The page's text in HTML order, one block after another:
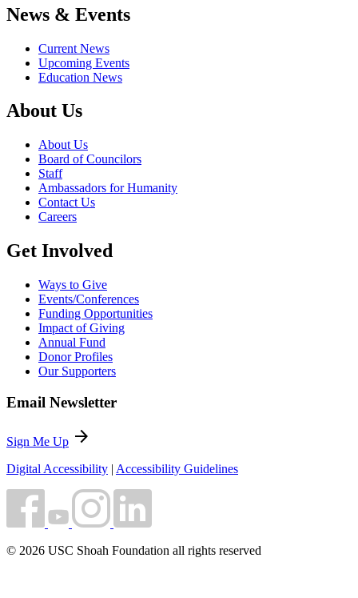
News & Events
Current News
Upcoming Events
Education News
About Us
About Us
Board of Councilors
Staff
Ambassadors for Humanity
Contact Us
Careers
Get Involved
Ways to Give
Events/Conferences
Funding Opportunities
Impact of Giving
Annual Fund
Donor Profiles
Our Supporters
Email Newsletter
Sign Me Up arrow_forward
Digital Accessibility | Accessibility Guidelines
© 2026 USC Shoah Foundation all rights reserved